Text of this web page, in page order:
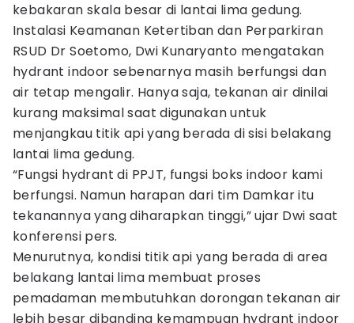
kebakaran skala besar di lantai lima gedung.
Instalasi Keamanan Ketertiban dan Perparkiran
RSUD Dr Soetomo, Dwi Kunaryanto mengatakan
hydrant indoor sebenarnya masih berfungsi dan
air tetap mengalir. Hanya saja, tekanan air dinilai
kurang maksimal saat digunakan untuk
menjangkau titik api yang berada di sisi belakang
lantai lima gedung.
“Fungsi hydrant di PPJT, fungsi boks indoor kami
berfungsi. Namun harapan dari tim Damkar itu
tekanannya yang diharapkan tinggi,” ujar Dwi saat
konferensi pers.
Menurutnya, kondisi titik api yang berada di area
belakang lantai lima membuat proses
pemadaman membutuhkan dorongan tekanan air
lebih besar dibanding kemampuan hydrant indoor